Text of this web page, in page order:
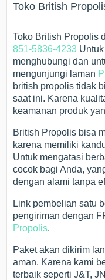
Toko British
Toko British Propolis
851-5836-4233
menghubungi dan
mengunjungi laman
british propolis tidak
saat ini. Karena
keamanan produk
British Propolis bisa
karena memiliki
Untuk mengatasi
cocok bagi Anda,
dengan alami tanpa
Link pembelian satu
pengiriman dengan
Propolis.
Paket akan dikirim
aman. Karena kami
terbaik seperti J&T,